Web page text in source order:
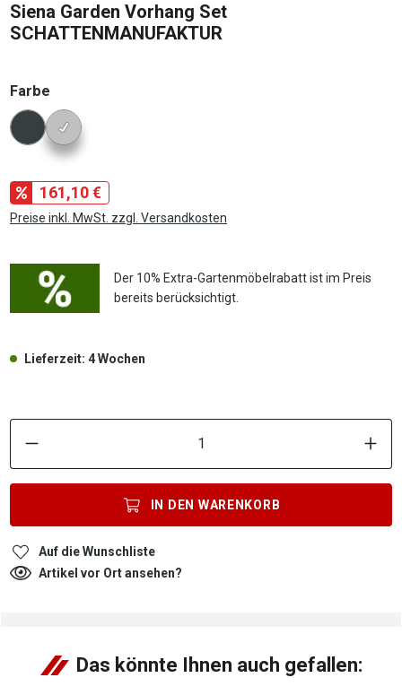
Siena Garden Vorhang Set
SCHATTENMANUFAKTUR
Farbe
Konfigurator Farbe
161,10 €
Preise inkl. MwSt. zzgl. Versandkosten
Der 10% Extra-Gartenmöbelrabatt ist im Preis
bereits berücksichtigt.
Lieferzeit: 4 Wochen
IN DEN WARENKORB
Auf die Wunschliste
Artikel vor Ort ansehen?
Das könnte Ihnen auch gefallen: